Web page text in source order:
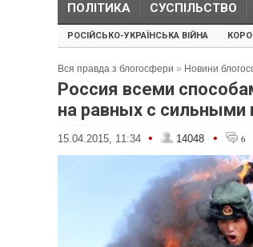
ПОЛІТИКА СУСПІЛЬСТВО
РОСІЙСЬКО-УКРАЇНСЬКА ВІЙНА
Вся правда з блогосфери » Новини
Россия всеми
на равных с сильными
15.04.2015, 11:34 • 14048 • 6